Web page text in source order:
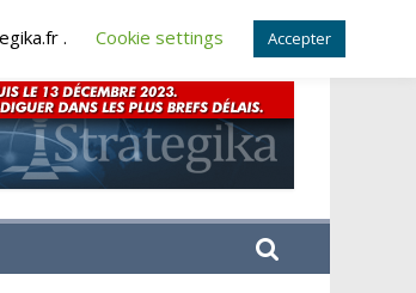
. Cookie settings Accepter